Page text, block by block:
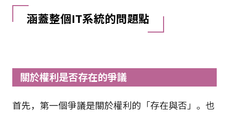
涵蓋整個IT系統的問題點
關於權利是否存在的爭議
首先，第一個爭議是關於權利的「存在與否」。也